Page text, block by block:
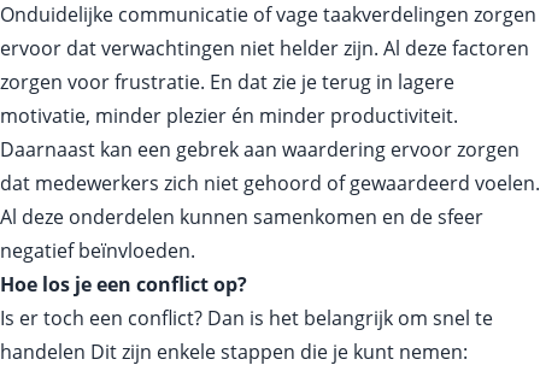
Onduidelijke communicatie of vage taakverdelingen zorgen
ervoor dat verwachtingen niet helder zijn. Al deze factoren
zorgen voor frustratie. En dat zie je terug in lagere
motivatie, minder plezier én minder productiviteit.
Daarnaast kan een gebrek aan waardering ervoor zorgen
dat medewerkers zich niet gehoord of gewaardeerd voelen.
Al deze onderdelen kunnen samenkomen en de sfeer
negatief beïnvloeden.
Hoe los je een conflict op?
Is er toch een conflict? Dan is het belangrijk om snel te
handelen Dit zijn enkele stappen die je kunt nemen: